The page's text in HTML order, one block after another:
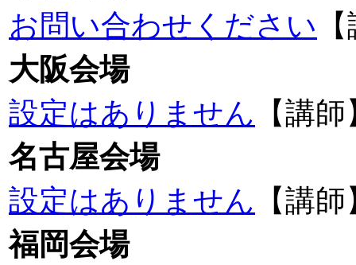
お問い合わせください
大阪会場
設定はありません 【講
名古屋会場
設定はありません 【講
福岡会場